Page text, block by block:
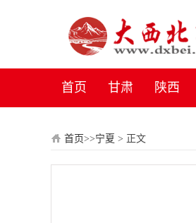
首页 甘肃 陕西
首页>>宁夏 > 正文